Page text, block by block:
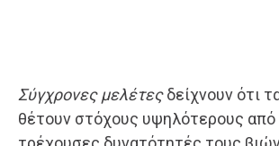
Σύγχρονες μελέτεςδείχνουν ότι
θέτουν στόχους υψηλότερους από